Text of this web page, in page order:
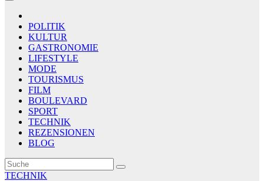
POLITIK
KULTUR
GASTRONOMIE
LIFESTYLE
MODE
TOURISMUS
FILM
BOULEVARD
SPORT
TECHNIK
REZENSIONEN
BLOG
TECHNIK